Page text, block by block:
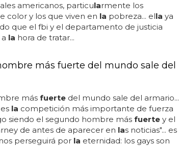
americanos, particularmente los
color y los que viven en la pobreza... ella ya
que el fbi y el departamento de justicia
la hora de tratar...
más fuerte del mundo sale del
más fuertedel mundo sale del armario...
la competición más importante de fuerza
siendo el segundo hombre más fuertey el
de antes de aparecer en las noticias"... es
perseguirá por la eternidad: los gays son